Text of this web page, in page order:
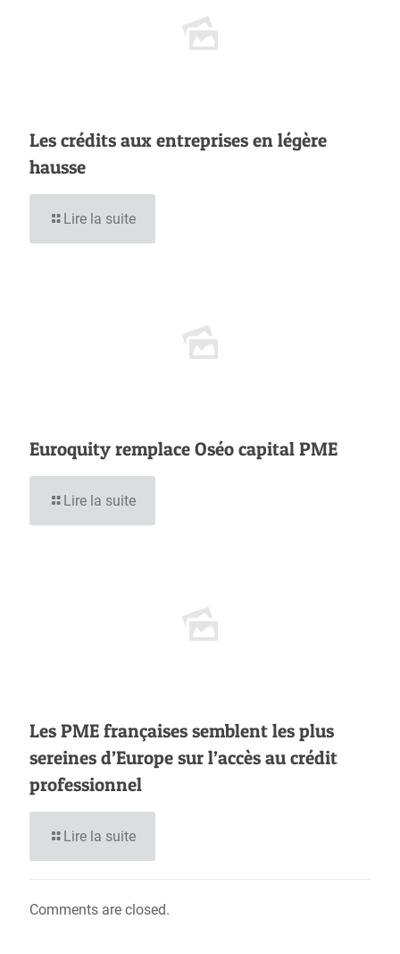
Les crédits aux entreprises en légère
hausse
Lire la suite
Euroquity remplace Oséo capital PME
Lire la suite
Les PME françaises semblent les plus
sereines d’Europe sur l’accès au crédit
professionnel
Lire la suite
Comments are closed.